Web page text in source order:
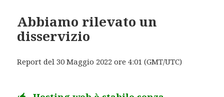
Abbiamo rilevato un
disservizio
Report del 30 Maggio 2022 ore 4:01 (GMT/UTC)